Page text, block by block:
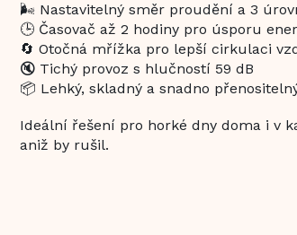
🌬️ Nastavitelný směr proudění a 3
🕒 Časovač až 2 hodiny pro úsporu
🔄 Otočná mřížka pro lepší cirkulaci
🔇 Tichý provoz s hlučností 59 dB
📦 Lehký, skladný a snadno
Ideální řešení pro horké dny doma i v
aniž by rušil.